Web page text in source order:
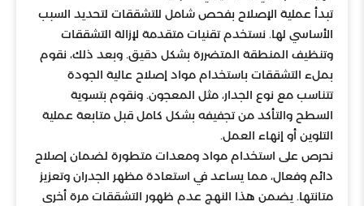
تبدأ عملية الإصلاح بفحص شامل للتشققات لتحديد السبب
الأساسي لها. نستخدم تقنيات متقدمة لإزالة التشققات
وتنظيف المنطقة المتضررة بشكل دقيق. وبعد ذلك، نقوم
بملء التشققات باستخدام مواد إصلاح عالية الجودة
تتناسب مع نوع الجدار، مثل المعجون. ونقوم بتسوية
السطح والتأكد من تجفيفه بشكل كامل قبل متابعة عملية
التلوين أو إنهاء العمل.
نحرص على استخدام مواد ومعدات متطورة لضمان إصلاح
دائم وفعال، مما يساعد في استعادة مظهر الجدران وتعزيز
متانتها. يضمن هذا النهج عدم ظهور التشققات مرة أخرى